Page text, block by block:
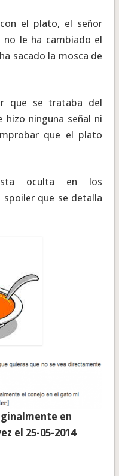
el plato, el señor
le ha cambiado el
sacado la mosca de
que se trataba del
ninguna señal ni
que el plato
oculta en los
que se detalla
en
el 25-05-2014